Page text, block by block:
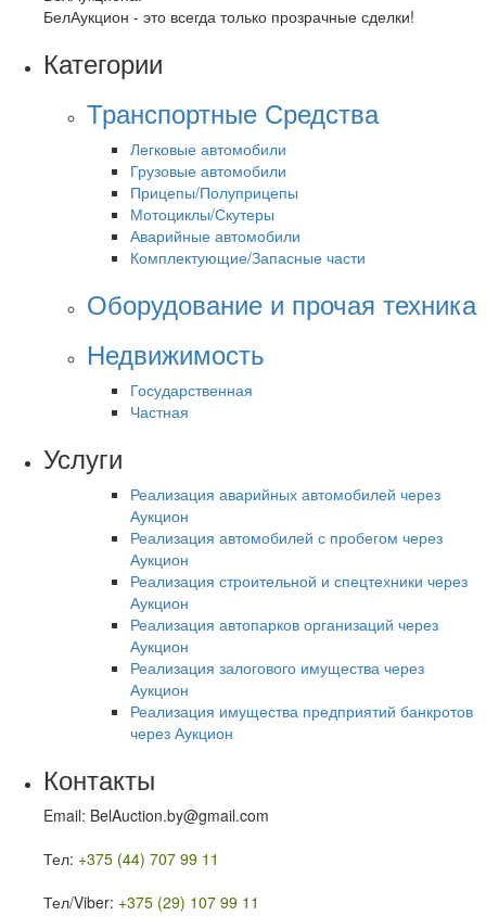
БелАукцион - это всегда только прозрачные сделки!
Категории
Транспортные Средства
Легковые автомобили
Грузовые автомобили
Прицепы/Полуприцепы
Мотоциклы/Скутеры
Аварийные автомобили
Комплектующие/Запасные части
Оборудование и прочая техника
Недвижимость
Государственная
Частная
Услуги
Реализация аварийных автомобилей через
Аукцион
Реализация автомобилей с пробегом через
Аукцион
Реализация строительной и спецтехники через
Аукцион
Реализация автопарков организаций через
Аукцион
Реализация залогового имущества через
Аукцион
Реализация имущества предприятий банкротов
через Аукцион
Контакты
Email: BelAuction.by@gmail.com
Тел: +375 (44) 707 99 11
Тел/Viber: +375 (29) 107 99 11